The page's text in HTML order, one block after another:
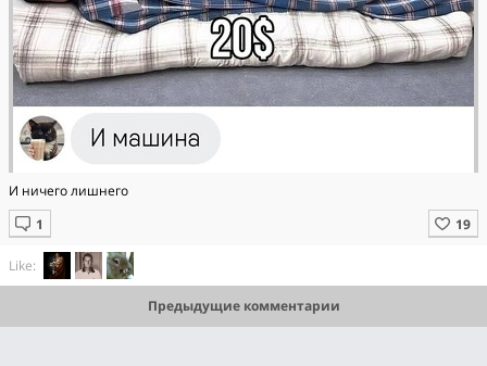
И ничегo лишнего
Like:
Предыдущие комментарии